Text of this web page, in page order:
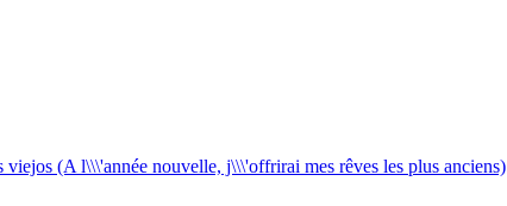
(A l\\\'année nouvelle, j\\\'offrirai mes rêves les plus anciens)